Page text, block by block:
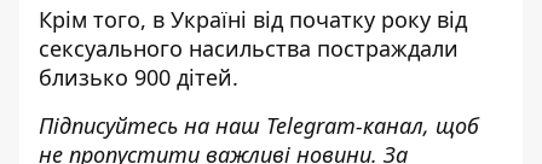
Крім того, в Україні від початку року від
сексуального насильства постраждали
близько 900 дітей.
Підписуйтесь на наш Telegram-канал, щоб
не пропустити важливі новини. За